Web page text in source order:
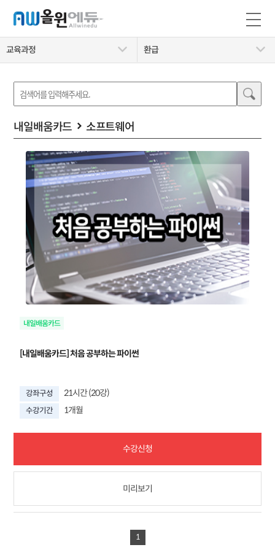
교육과정 환급
내일배움카드 소프트웨어
[내일배움카드] 처음 공부하는 파이썬
강좌구성 21시간 (20강)
수강기간 1개월
수강신청
미리보기
1